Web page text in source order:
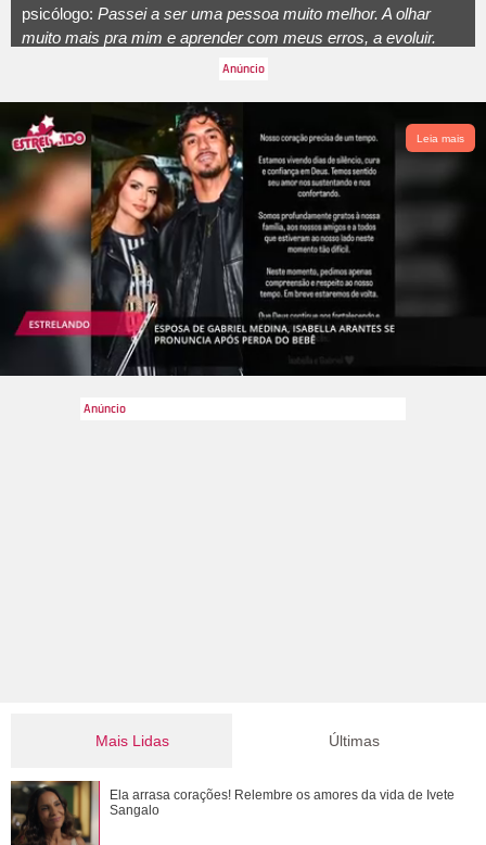
psicólogo: Passei a ser uma pessoa muito melhor. A olhar
muito mais pra mim e aprender com meus erros, a evoluir.
Acho que o ser humano quando para de evoluir, morreu.
encontrar meus erros e coisas que podia evoluir na minha
vida. E melhorou muito minha vida, não só no lado pessoal,
mas profissional.
Leia mais
Mais Lidas
Omar pede que Alika o acompanhe até a agência bancária.
Confira o que vai rolar nesta quin...
Últimas
Ela arrasa corações! Relembre os amores da vida de Ivete
Sangalo